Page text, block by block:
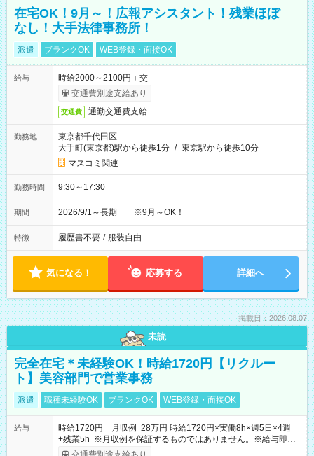
在宅OK！9月～！広報アシスタント！残業ほぼ
なし！大手法律事務所！
派遣 ブランクOK WEB登録・面接OK
給与
時給2000～2100円＋交
交通費別途支給あり
交通費 通勤交通費支給
勤務地
東京都千代田区
大手町(東京都)駅から徒歩1分 / 東京駅から徒歩10分
マスコミ関連
勤務時間 9:30～17:30
期間 2026/9/1～長期 ※9月～OK！
特徴 履歴書不要 / 服装自由
気になる！ 応募する 詳細へ
掲載日：2026.08.07
未読
完全在宅＊未経験OK！時給1720円【リクルー
ト】美容部門で営業事務
派遣 職種未経験OK ブランクOK WEB登録・面接OK
給与
時給1720円 月収例 28万円 時給1720円×実働8h×週5日×4週
+残業5h ※月収例を保証するものではありません。※給与即受
取りサービス利用可（利用条件有）